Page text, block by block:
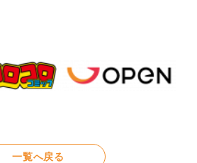
一覧へ戻る